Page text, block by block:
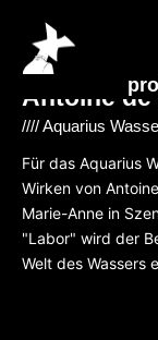
Antoine
//// Aquarius
Für das Aquarius
Wirken von
Marie-Anne in
"Labor" wird der
Welt des Wassers